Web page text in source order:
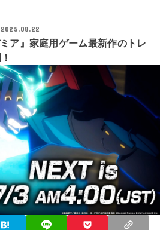
2025.08.22
ア』家庭用ゲーム最新作のトレ